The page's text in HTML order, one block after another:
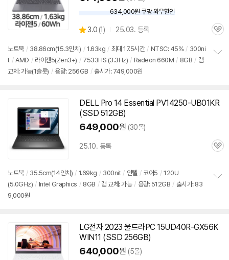
할
가
634,000원 쿠팡 와우할인
별
점
3.0 (상
리
뷰
1) 25.03. 등록
관
노트북 / 38.86cm(15.3인치) / 1.63kg / 최대 17.5시간 / NTSC: 45% / 300ni
t / AMD / 라이젠5(Zen3+) / 7533HS (3.3Hz) / Radeon 660M / 8GB / 램
교체: 가능(1슬롯) / 용량: 256GB / 출시가: 749,000원
기
DELL Pro 14 Essential PV14250-UB01KR
(SSD 512GB)
649,000원 (30몰)
25.10. 등록
관
노트북 / 35.5cm(14인치) / 1.69kg / 300nit / 인텔 / 코어5 / 120U
(5.0GHz) / Intel Graphics / 8GB / 램 교체: 가능 / 용량: 512GB / 출시가: 83
9,000원
기
LG전자 2023 울트라PC 15UD40R-GX56K
WIN11 (SSD 256GB)
640,000원 (5몰)
세부정보 열기/접기